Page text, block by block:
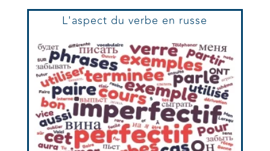
L'aspect du verbe en russe